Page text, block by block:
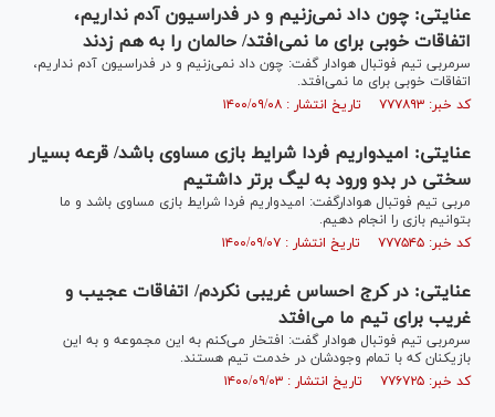
عنایتی: چون داد نمی‌زنیم و در فدراسیون آدم نداریم،
اتفاقات خوبی برای ما نمی‌افتد/ حالمان را به هم زدند
سرمربی تیم فوتبال هوادار گفت: چون داد نمی‌زنیم و در فدراسیون آدم نداریم،
اتفاقات خوبی برای ما نمی‌افتد.
کد خبر: ۷۷۷۸۹۳ تاریخ انتشار : ۱۴۰۰/۰۹/۰۸
عنایتی: امیدواریم فردا شرایط بازی مساوی باشد/ قرعه بسیار
سختی در بدو ورود به لیگ برتر داشتیم
مربی تیم فوتبال هوادارگفت: امیدواریم فردا شرایط بازی مساوی باشد و ما
بتوانیم بازی را انجام دهیم.
کد خبر: ۷۷۷۵۴۵ تاریخ انتشار : ۱۴۰۰/۰۹/۰۷
عنایتی: در کرج احساس غریبی نکردم/ اتفاقات عجیب و
غریب برای تیم ما می‌افتد
سرمربی تیم فوتبال هوادار گفت: افتخار می‌کنم به این مجموعه و به این
بازیکنان که با تمام وجودشان در خدمت تیم هستند.
کد خبر: ۷۷۶۷۲۵ تاریخ انتشار : ۱۴۰۰/۰۹/۰۳